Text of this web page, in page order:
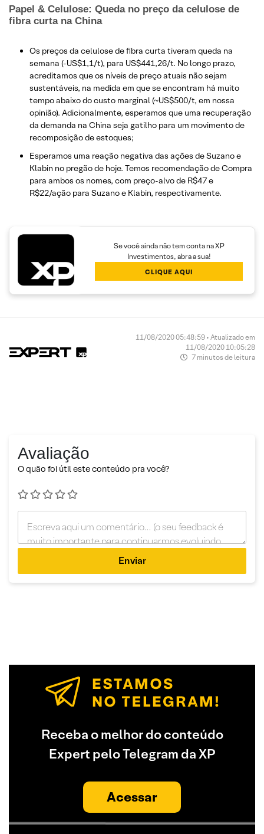
Papel & Celulose: Queda no preço da celulose de
fibra curta na China
Os preços da celulose de fibra curta tiveram queda na
semana (-US$1,1/t), para US$441,26/t. No longo prazo,
acreditamos que os níveis de preço atuais não sejam
sustentáveis, na medida em que se encontram há muito
tempo abaixo do custo marginal (~US$500/t, em nossa
opinião). Adicionalmente, esperamos que uma recuperação
da demanda na China seja gatilho para um movimento de
recomposição de estoques;
Esperamos uma reação negativa das ações de Suzano e
Klabin no pregão de hoje. Temos recomendação de Compra
para ambos os nomes, com preço-alvo de R$47 e
R$22/ação para Suzano e Klabin, respectivamente.
Se você ainda não tem conta na XP
Investimentos, abra a sua!
CLIQUE AQUI
11/08/2020 05:48:59 • Atualizado em
11/08/2020 10:05:28
7 minutos de leitura
Avaliação
O quão foi útil este conteúdo pra você?
Enviar
Receba o melhor do conteúdo
Expert pelo Telegram da XP
Acessar